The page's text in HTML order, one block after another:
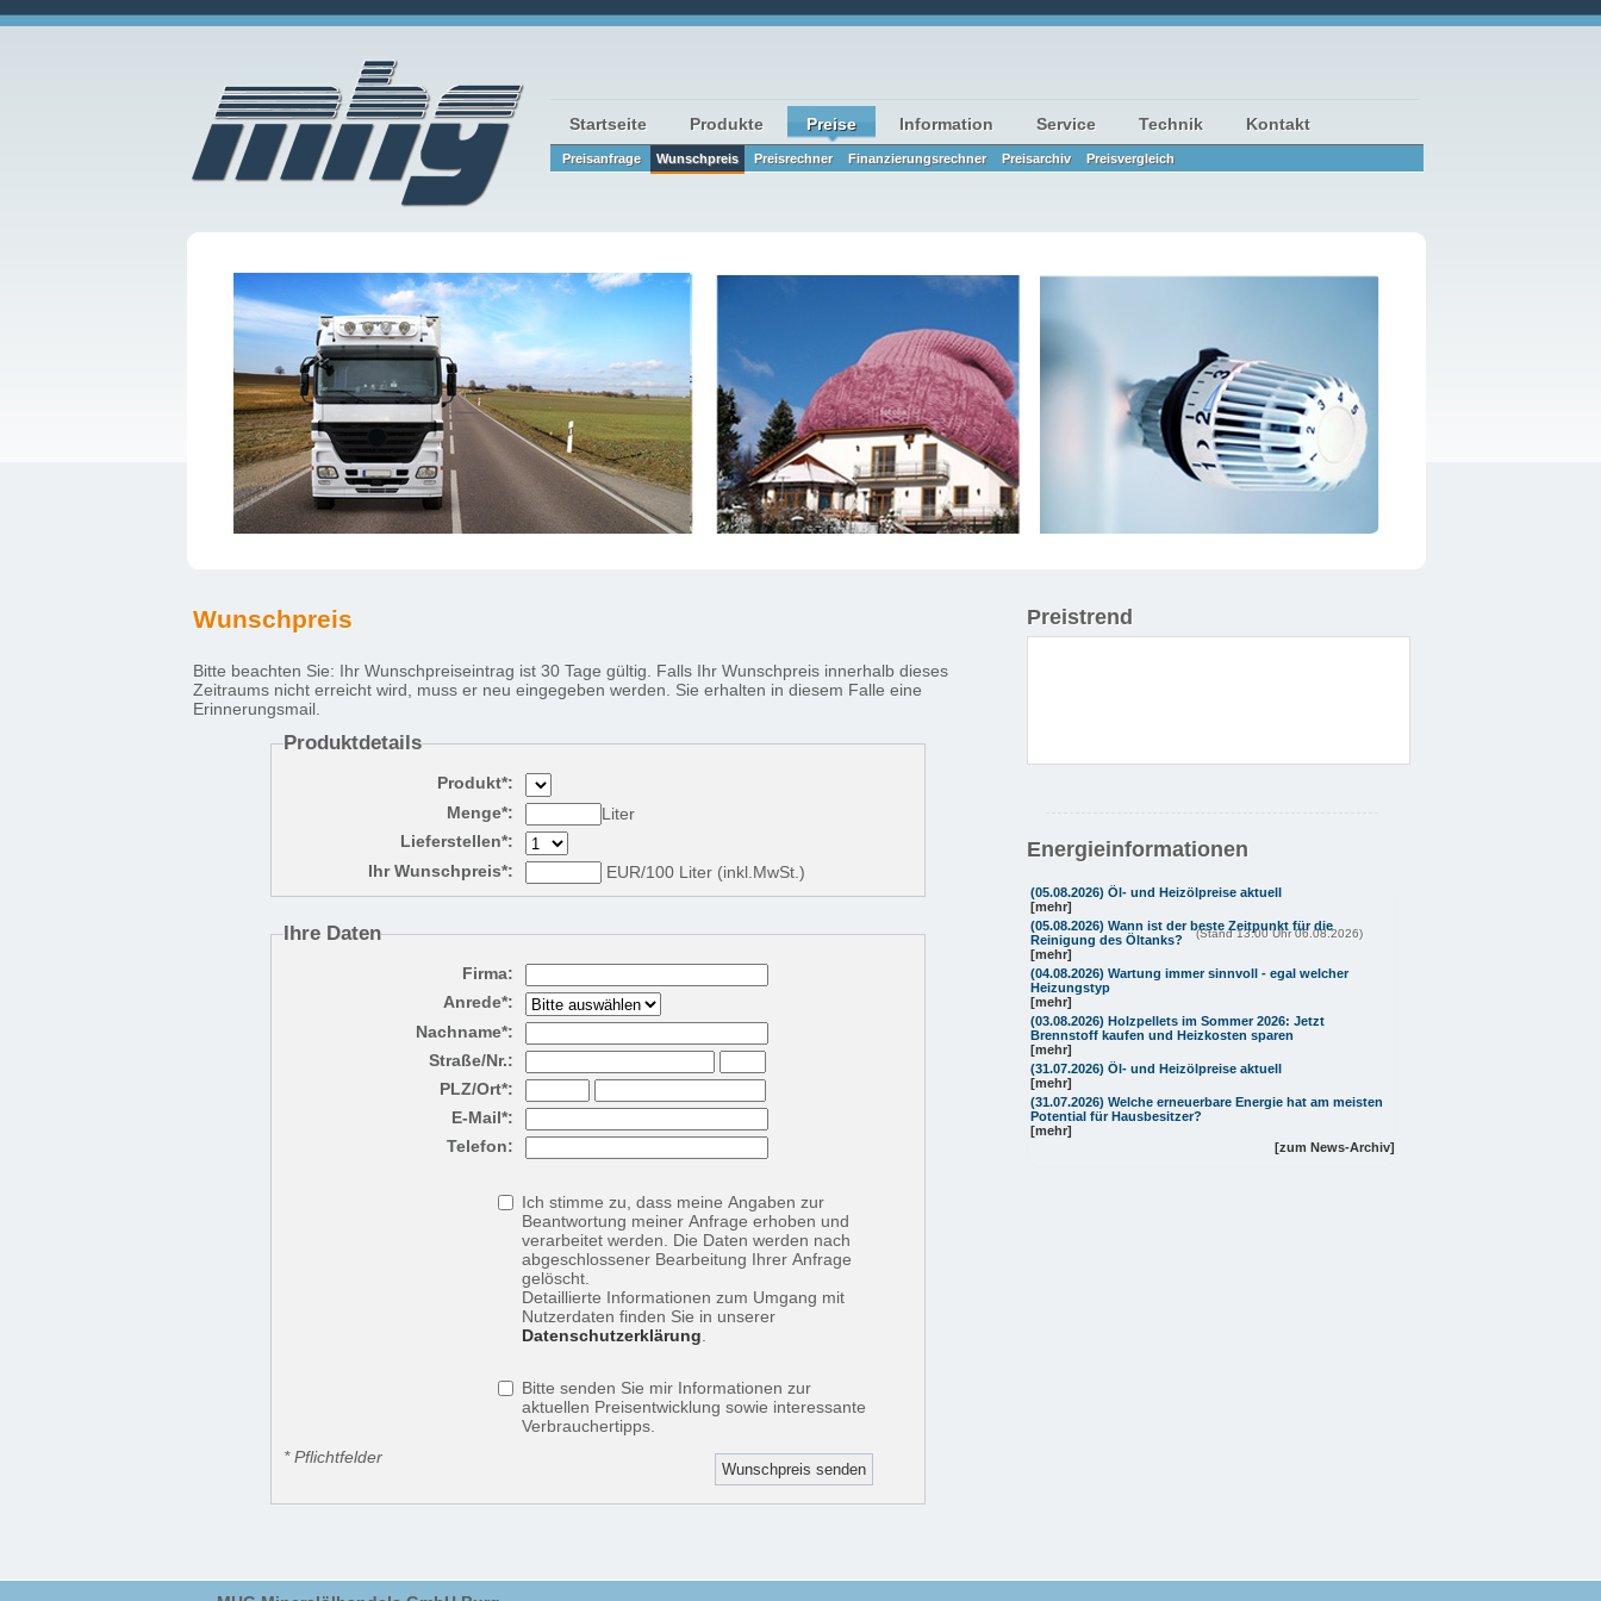
Startseite Produkte Preise
Preisanfrage Wunschpreis Preisrechner Finanzierungsrechner Preisarchiv Preisvergleich
Information Service Technik Kontakt
Wunschpreis
Bitte beachten Sie: Ihr Wunschpreiseintrag ist 30 Tage gültig. Falls Ihr Wunschpreis innerhalb dieses
Zeitraums nicht erreicht wird, muss er neu eingegeben werden. Sie erhalten in diesem Falle eine
Erinnerungsmail.
Produktdetails
Produkt*:
Menge*:
Liter
Lieferstellen*:
Ihr Wunschpreis*:
EUR/100 Liter (inkl.MwSt.)
Ihre Daten
Firma:
Anrede*:
Nachname*:
Straße/Nr.:
PLZ/Ort*:
E-Mail*:
Telefon:
Ich stimme zu, dass meine Angaben zur
Beantwortung meiner Anfrage erhoben und
verarbeitet werden. Die Daten werden nach
abgeschlossener Bearbeitung Ihrer Anfrage
gelöscht.
Detaillierte Informationen zum Umgang mit
Nutzerdaten finden Sie in unserer
Datenschutzerklärung
Bitte senden Sie mir Informationen zur
aktuellen Preisentwicklung sowie interessante
Verbrauchertipps.
* Pflichtfelder
Preistrend
(Stand 13:00 Uhr 06.08.2026)
Energieinformationen
(05.08.2026) Öl- und Heizölpreise aktuell
[mehr]
(05.08.2026) Wann ist der beste Zeitpunkt für die
Reinigung des Öltanks?
[mehr]
(04.08.2026) Wartung immer sinnvoll - egal welcher
Heizungstyp
[mehr]
(03.08.2026) Holzpellets im Sommer 2026: Jetzt
Brennstoff kaufen und Heizkosten sparen
[mehr]
(31.07.2026) Öl- und Heizölpreise aktuell
[mehr]
(31.07.2026) Welche erneuerbare Energie hat am meisten
Potential für Hausbesitzer?
[mehr]
[zum News-Archiv]